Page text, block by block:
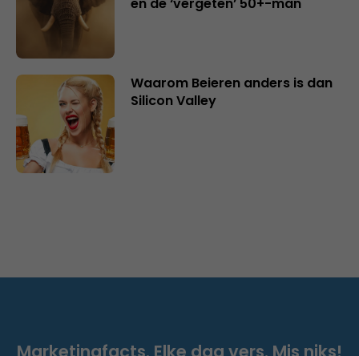
en de ‘vergeten’ 50+-man
Waarom Beieren anders is dan
Silicon Valley
Marketingfacts. Elke dag vers. Mis niks!